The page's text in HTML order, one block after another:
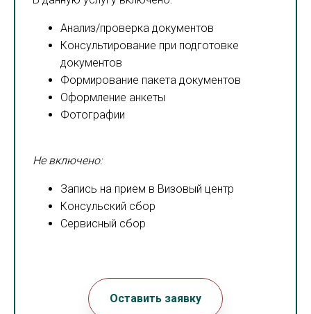
Анализ/проверка документов
Консультирование при подготовке
документов
Формирование пакета документов
Оформление анкеты
Фотографии
Не включено:
Запись на прием в Визовый центр
Консульский сбор
Сервисный сбор
Оставить заявку